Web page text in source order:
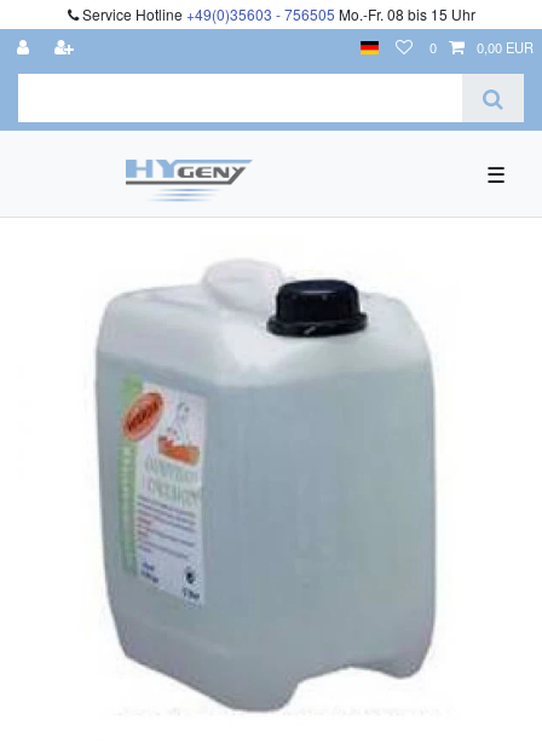
Service Hotline +49(0)35603 - 756505 Mo.-Fr. 08 bis 15 Uhr
0 0,00 EUR
☰